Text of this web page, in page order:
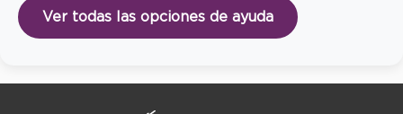
Ver todas las opciones de ayuda